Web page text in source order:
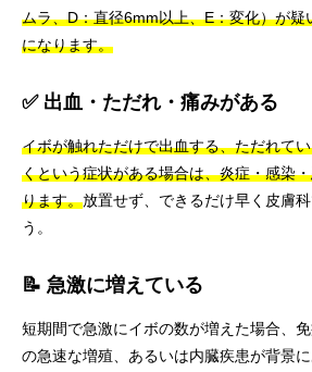
ムラ、D：直径6mm以上、E：変化）が疑
になります。
✅ 出血・ただれ・痛みがある
イボが触れただけで出血する、ただれて
くという症状がある場合は、炎症・感染
ります。放置せず、できるだけ早く皮膚
う。
📝 急激に増えている
短期間で急激にイボの数が増えた場合、
の急速な増殖、あるいは内臓疾患が背景